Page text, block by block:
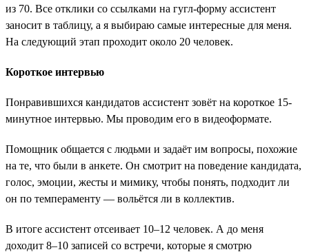
из 70. Все отклики со ссылками на гугл-форму ассистент
заносит в таблицу, а я выбираю самые интересные для меня.
На следующий этап проходит около 20 человек.
Короткое интервью
Понравившихся кандидатов ассистент зовёт на короткое 15-
минутное интервью. Мы проводим его в видеоформате.
Помощник общается с людьми и задаёт им вопросы, похожие
на те, что были в анкете. Он смотрит на поведение кандидата,
голос, эмоции, жесты и мимику, чтобы понять, подходит ли
он по темпераменту — вольётся ли в коллектив.
В итоге ассистент отсеивает 10–12 человек. А до меня
доходит 8–10 записей со встречи, которые я смотрю